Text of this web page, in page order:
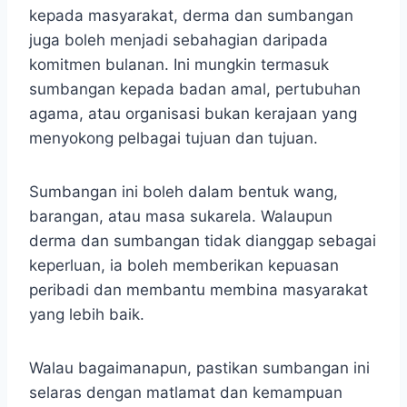
kepada masyarakat, derma dan sumbangan
juga boleh menjadi sebahagian daripada
komitmen bulanan. Ini mungkin termasuk
sumbangan kepada badan amal, pertubuhan
agama, atau organisasi bukan kerajaan yang
menyokong pelbagai tujuan dan tujuan.
Sumbangan ini boleh dalam bentuk wang,
barangan, atau masa sukarela. Walaupun
derma dan sumbangan tidak dianggap sebagai
keperluan, ia boleh memberikan kepuasan
peribadi dan membantu membina masyarakat
yang lebih baik.
Walau bagaimanapun, pastikan sumbangan ini
selaras dengan matlamat dan kemampuan